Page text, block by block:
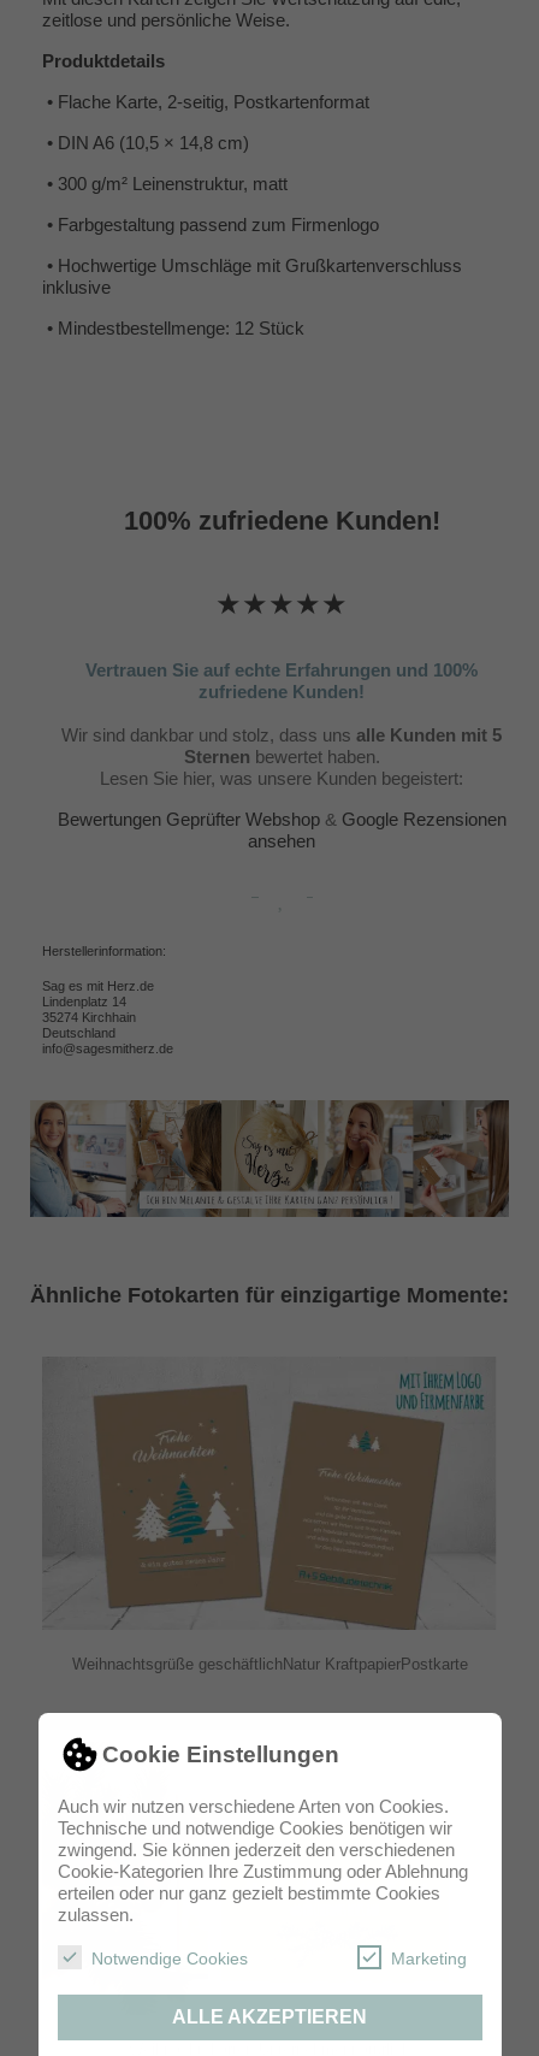
Cookie Einstellungen
Auch wir nutzen verschiedene Arten von Cookies.
Technische und notwendige Cookies benötigen wir
zwingend. Sie können jederzeit den verschiedenen
Cookie-Kategorien Ihre Zustimmung oder Ablehnung
erteilen oder nur ganz gezielt bestimmte Cookies
zulassen.
Notwendige Cookies Marketing
ALLE AKZEPTIEREN
zeitlose und persönliche Weise.
Produktdetails
• Flache Karte, 2-seitig, Postkartenformat
• DIN A6 (10,5 × 14,8 cm)
• 300 g/m² Leinenstruktur, matt
• Farbgestaltung passend zum Firmenlogo
• Hochwertige Umschläge mit Grußkartenverschluss
inklusive
• Mindestbestellmenge: 12 Stück
100% zufriedene Kunden!
★★★★★
Vertrauen Sie auf echte Erfahrungen und 100%
zufriedene Kunden!
Wir sind dankbar und stolz, dass uns alle Kunden mit 5
Sternen bewertet haben.
Lesen Sie hier, was unsere Kunden begeistert:
Bewertungen Geprüfter Webshop& Google Rezensionen
ansehen
Herstellerinformation:
Sag es mit Herz.de
Lindenplatz 14
35274 Kirchhain
Deutschland
info@sagesmitherz.de
Ähnliche Fotokarten für einzigartige Momente:
Weihnachtsgrüße geschäftlichNatur KraftpapierPostkarte